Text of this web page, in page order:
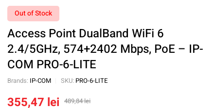
Out of Stock
Access Point DualBand WiFi 6
2.4/5GHz, 574+2402 Mbps, PoE – IP-
COM PRO-6-LITE
Brands: IP-COM SKU: PRO-6-LITE
489,84lei
355,47 lei